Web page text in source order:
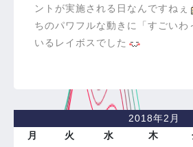
ントが実施される日なんですねぇ
ちのパワフルな動きに「すごいわ
いるレイボスでした
2018年2月
月
火 水 木